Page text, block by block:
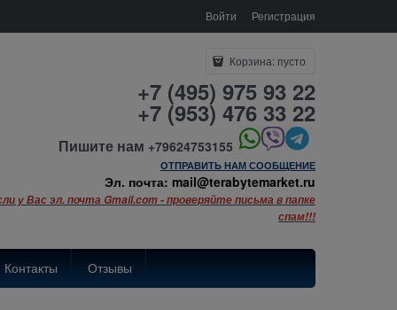
Войти Регистрация
Корзина: пусто
+7 (495) 975 93 22
+7 (953) 476 33 22
Пишите нам +79624753155
ОТПРАВИТЬ НАМ СООБЩЕНИЕ
Эл. почта: mail@terabytemarket.ru
у Вас эл. почта Gmail.com - проверяйте письма в папке
спам!!!
Контакты Отзывы